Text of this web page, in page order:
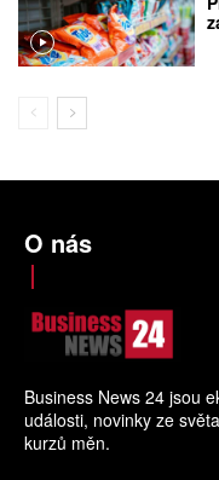
O nás
Business News 24 jsou
události, novinky ze
kurzů měn.